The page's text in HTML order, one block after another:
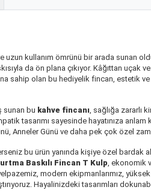
kullanım ömrünü bir arada sunan
da ön plana çıkıyor. Kâğıttan
sahip olan bu hediyelik fincan, estetik
sunan bu kahve fincanı, sağlığa zararlı
tasarımı sayesinde hayatınıza
Anneler Günü ve daha pek çok özel
bu ürün yanında kişiye özel bardak
Baskılı Fincan T Kulp, ekonomik
modern ekipmanlarımız,
Hayalinizdeki tasarımları